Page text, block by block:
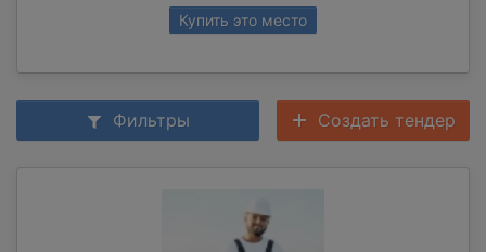
Купить это место
Фильтры Создать тендер